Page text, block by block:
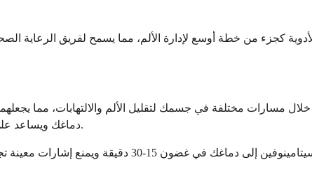
خلال مسارات مختلفة في جسمك لتقليل الألم والالتهابات، مما
دماغك ويساعد على إعادة ضبط التحكم في درجة حرارة الجسم، بينما يستهدف الإيبوبروفين الالتهاب في مصدر الألم.
عند إعطائه عن طريق الوريد، يصل